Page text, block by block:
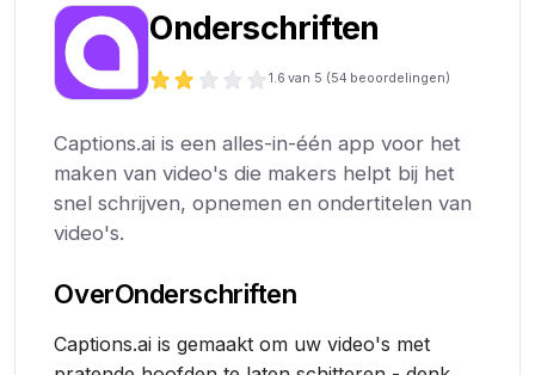
Onderschriften
1.6 van 5 (54 beoordelingen)
Captions.ai is een alles-in-één app voor het
maken van video's die makers helpt bij het
snel schrijven, opnemen en ondertitelen van
video's.
OverOnderschriften
Captions.ai is gemaakt om uw video's met